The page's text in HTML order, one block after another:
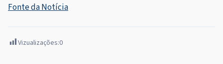
Fonte da Notícia
Vizualizações:0